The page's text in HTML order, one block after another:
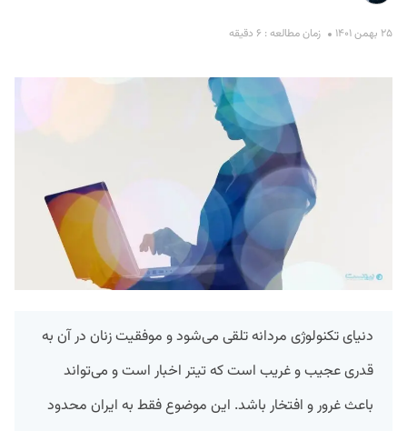
۲۵ بهمن ۱۴۰۱ زمان مطالعه : ۶ دقیقه
دنیای تکنولوژی مردانه تلقی می‌شود و موفقیت زنان در آن به
قدری عجیب و غریب است که تیتر اخبار است و می‌تواند
باعث غرور و افتخار باشد. این موضوع فقط به ایران محدود